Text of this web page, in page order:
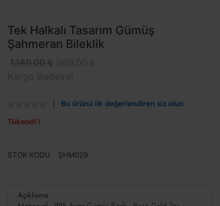
Tek Halkalı Tasarım Gümüş
Şahmeran Bileklik
1.189,00 ₺
Bu ürünü ilk değerlendiren siz olun
Tükendi !
STOK KODU ŞHM029
Açıklama